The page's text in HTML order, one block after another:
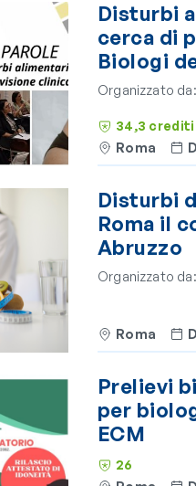
Disturbi
cerca di
Biologi
Organizzato da:
34,3 crediti
Roma
Disturbi
Roma il
Abruzzo
Organizzato da:
Roma
Prelievi
per
ECM
26